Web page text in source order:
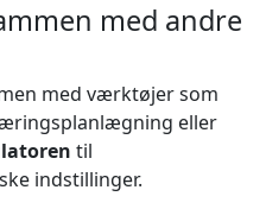
med andre
med værktøjer som
eller
til
indstillinger.